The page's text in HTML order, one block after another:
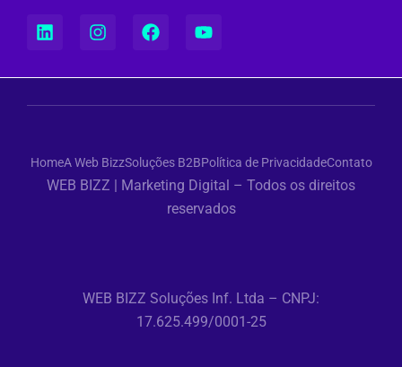
HomeA Web BizzSoluções B2BPolítica de PrivacidadeContato
WEB BIZZ | Marketing Digital – Todos os direitos
reservados
WEB BIZZ Soluções Inf. Ltda – CNPJ:
17.625.499/0001-25